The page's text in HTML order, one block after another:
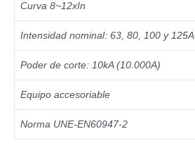
Curva 8~12xIn
Intensidad nominal: 63, 80, 100 y 125A
Poder de corte: 10kA (10.000A)
Equipo accesoriable
Norma UNE-EN60947-2